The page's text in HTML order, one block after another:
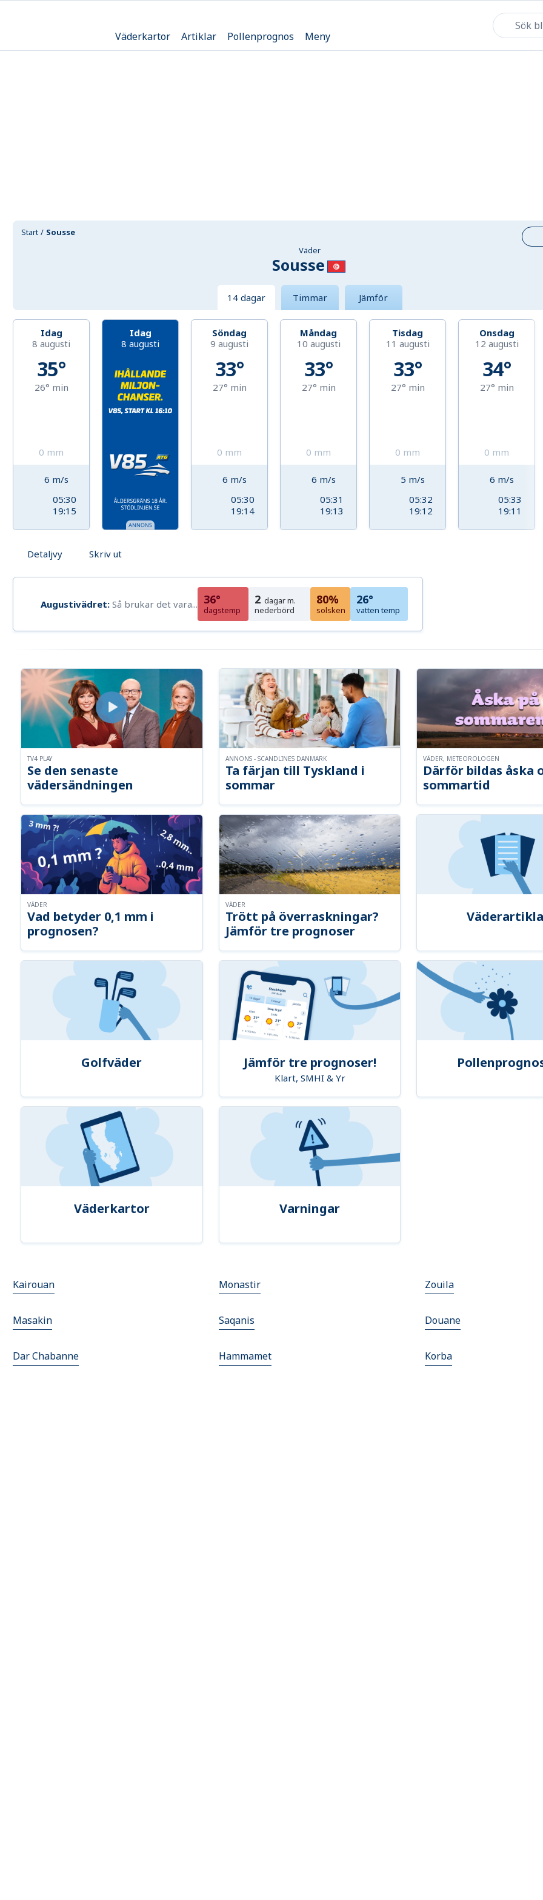
Väderkartor Artiklar Pollenprognos Meny
Start
Sousse
Väder
Sousse
14 dagar Timmar Jämför
Idag
8 augusti
35°
26° min
0 mm
6 m/s
05:30
19:15
Idag
8 augusti
Söndag
9 augusti
33°
27° min
0 mm
6 m/s
05:30
19:14
Måndag
10 augusti
33°
27° min
0 mm
6 m/s
05:31
19:13
Tisdag
11 augusti
33°
27° min
0 mm
5 m/s
05:32
19:12
Onsdag
12 augusti
34°
27° min
0 mm
6 m/s
05:33
19:11
Detaljvy Skriv ut
Augustivädret: Så brukar det vara... 36°
dagstemp
2 dagar m.
nederbörd
80%
solsken
26°
vatten temp
Se den senaste
vädersändningen
TV4 PLAY
Ta färjan till Tyskland i
sommar
ANNONS - SCANDLINES DANMARK
Därför bildas åska
sommartid
VÄDER, METEOROLOGEN
Vad betyder 0,1 mm i
prognosen?
VÄDER
Trött på överraskningar?
Jämför tre prognoser
VÄDER
Golfväder Jämför tre prognoser!
Klart, SMHI & Yr
Väderkartor Varningar
Kairouan Monastir Zouila
Masakin Saqanis Douane
Dar Chabanne Hammamet Korba